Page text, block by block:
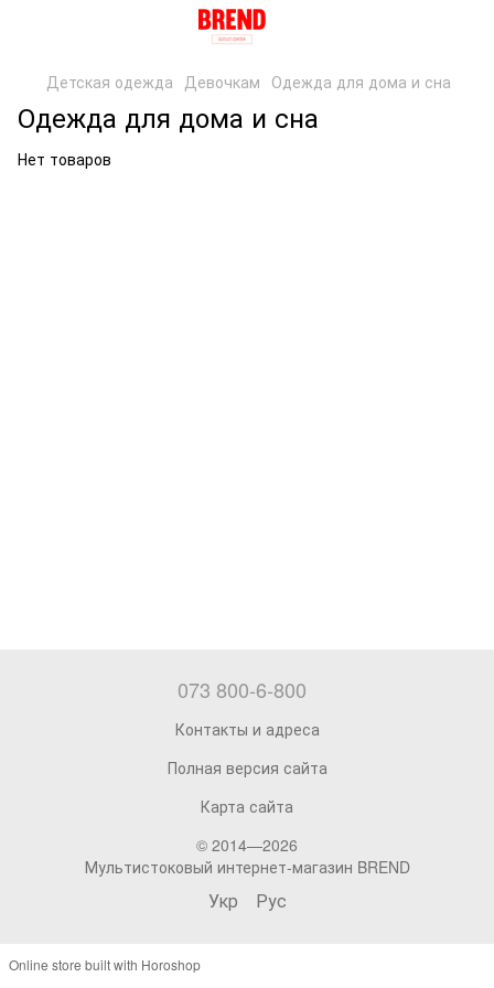
Детская одежда Девочкам Одежда для дома и сна
Одежда для дома и сна
Нет товаров
073 800-6-800
Контакты и адреса
Полная версия сайта
Карта сайта
© 2014—2026
Мультистоковый интернет-магазин BREND
Укр Рус
Online store built with Horoshop